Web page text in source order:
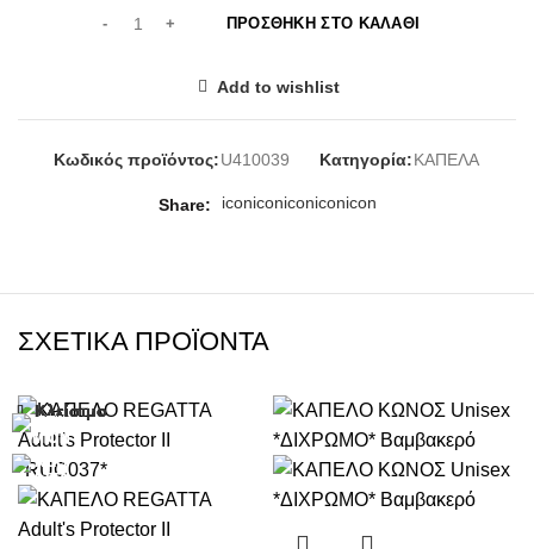
ΠΡΟΣΘΉΚΗ ΣΤΟ ΚΑΛΆΘΙ
Add to wishlist
Κωδικός προϊόντος:U410039 Κατηγορία:ΚΑΠΕΛΑ
Share iconiconiconiconicon
ΣΧΕΤΙΚΆ ΠΡΟΪΌΝΤΑ
-10%
Κλείσιμο
Κλείσιμο
-12%
Κλείσιμο
Κλείσιμο